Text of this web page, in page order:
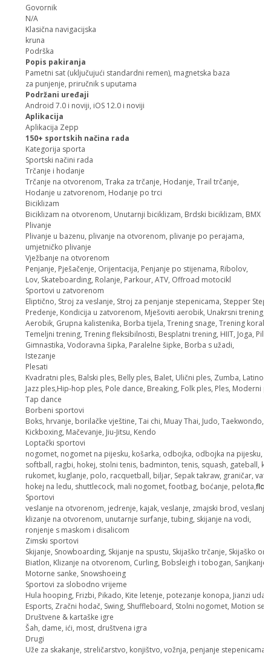
Govornik
N/A
Klasična navigacijska
kruna
Podrška
Popis pakiranja
Pametni sat (uključujući standardni remen), magnetska baza
za punjenje, priručnik s uputama
Podržani uređaji
Android 7.0 i noviji, iOS 12.0 i noviji
Aplikacija
Aplikacija Zepp
150+ sportskih načina rada
Kategorija sporta
Sportski načini rada
Trčanje i hodanje
Trčanje na otvorenom, Traka za trčanje, Hodanje, Trail trčanje,
Hodanje u zatvorenom, Hodanje po trci
Biciklizam
Biciklizam na otvorenom, Unutarnji biciklizam, Brdski biciklizam, BMX
Plivanje
Plivanje u bazenu, plivanje na otvorenom, plivanje po perajama,
umjetničko plivanje
Vježbanje na otvorenom
Penjanje, Pješačenje, Orijentacija, Penjanje po stijenama, Ribolov,
Lov, Skateboarding, Rolanje, Parkour, ATV, Offroad motocikl
Sportovi u zatvorenom
Eliptično, Stroj za veslanje, Stroj za penjanje stepenicama, Stepper
Predenje, Kondicija u zatvorenom, Mješoviti aerobik, Unakrsni trening,
Aerobik, Grupna kalistenika, Borba tijela, Trening snage, Trening
Temeljni trening, Trening fleksibilnosti, Besplatni trening, HIIT, Joga,
Gimnastika, Vodoravna šipka, Paralelne šipke, Borba s užadi,
Istezanje
Plesati
Kvadratni ples, Balski ples, Belly ples, Balet, Ulični ples, Zumba, Latino
Jazz ples,Hip-hop ples, Pole dance, Breaking, Folk ples, Ples, Moderni
Tap dance
Borbeni sportovi
Boks, hrvanje, borilačke vještine, Tai chi, Muay Thai, Judo, Taekwondo,,
Kickboxing, Mačevanje, Jiu-Jitsu, Kendo
Loptački sportovi
nogomet, nogomet na pijesku, košarka, odbojka, odbojka na pijesku,
softball, ragbi, hokej, stolni tenis, badminton, tenis, squash, gateball,
rukomet, kuglanje, polo, racquetball, biljar, Sepak takraw, graničar,
hokej na ledu, shuttlecock, mali nogomet, footbag, boćanje, pelota,
Sportovi
veslanje na otvorenom, jedrenje, kajak, veslanje, zmajski brod, veslanje,
klizanje na otvorenom, unutarnje surfanje, tubing, skijanje na vodi,
ronjenje s maskom i disalicom
Zimski sportovi
Skijanje, Snowboarding, Skijanje na spustu, Skijaško trčanje, Skijaško
Biatlon, Klizanje na otvorenom, Curling, Bobsleigh i tobogan, Sanjkanje,
Motorne sanke, Snowshoeing
Sportovi za slobodno vrijeme
Hula hooping, Frizbi, Pikado, Kite letenje, potezanje konopa, Jianzi
Esports, Zračni hodač, Swing, Shuffleboard, Stolni nogomet, Motion
Društvene & kartaške igre
Šah, dame, ići, most, društvena igra
Drugi
Uže za skakanje, streličarstvo, konjištvo, vožnja, penjanje stepenicama